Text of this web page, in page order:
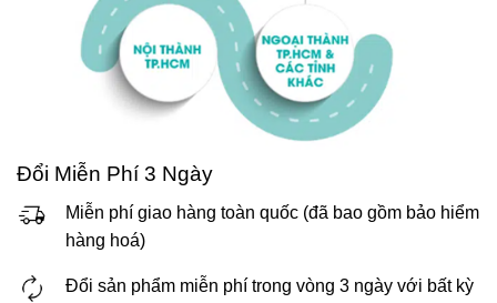
Đổi Miễn Phí 3 Ngày
Miễn phí giao hàng toàn quốc (đã bao gồm bảo hiểm
hàng hoá)
Đổi sản phẩm miễn phí trong vòng 3 ngày với bất kỳ